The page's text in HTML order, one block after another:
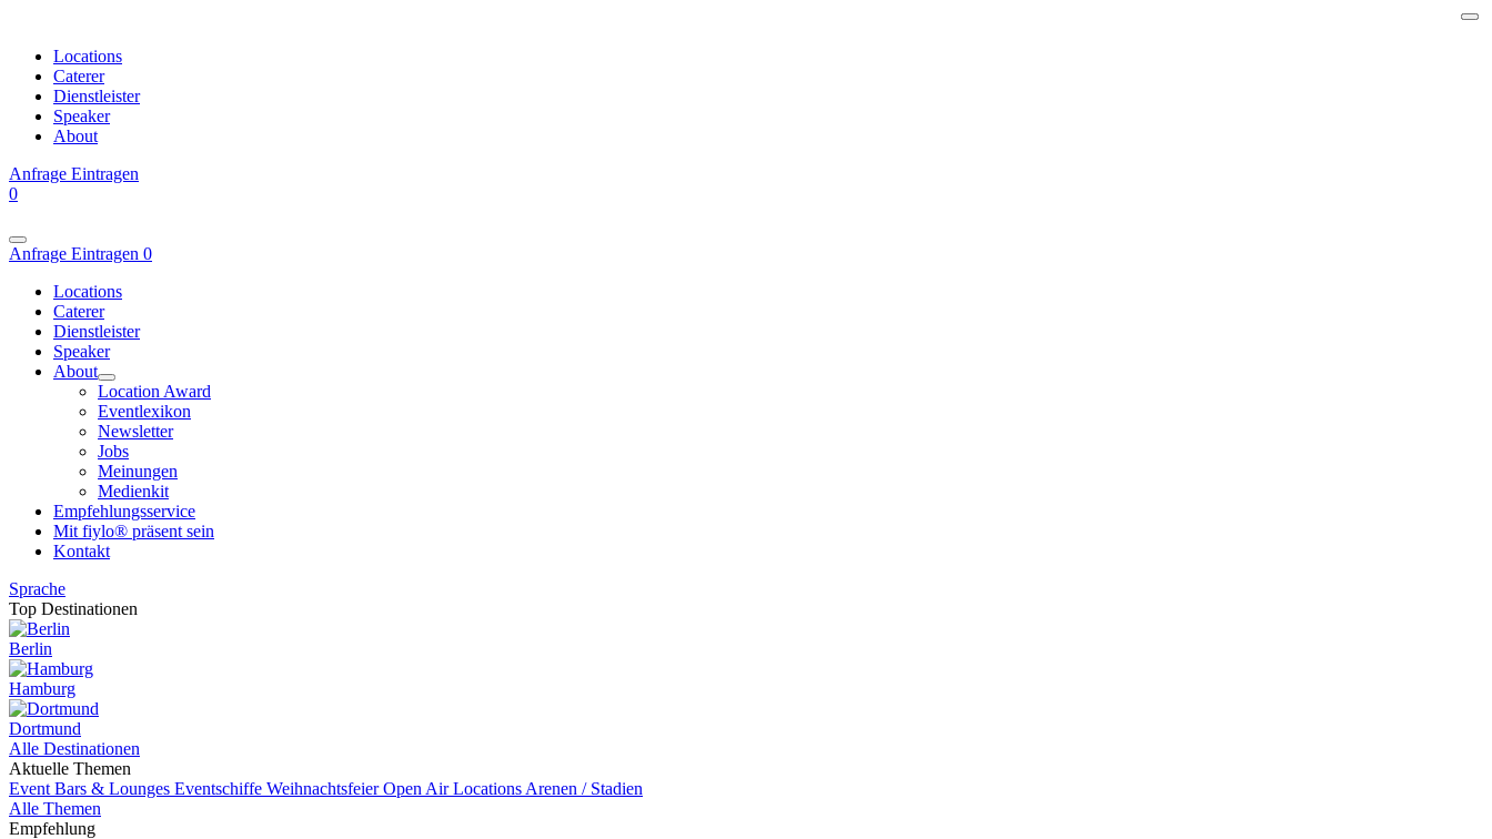
Locations
Caterer
Dienstleister
Speaker
About
Anfrage Eintragen
0
Anfrage Eintragen 0
Locations
Caterer
Dienstleister
Speaker
About
Location Award
Eventlexikon
Newsletter
Jobs
Meinungen
Medienkit
Empfehlungsservice
Mit fiylo® präsent sein
Kontakt
Sprache
Top Destinationen
Berlin
Hamburg
Dortmund
Alle Destinationen
Aktuelle Themen
Event Bars & Lounges Eventschiffe WeihnachtsfeierOpen Air Locations Arenen / Stadien
Alle Themen
Empfehlung